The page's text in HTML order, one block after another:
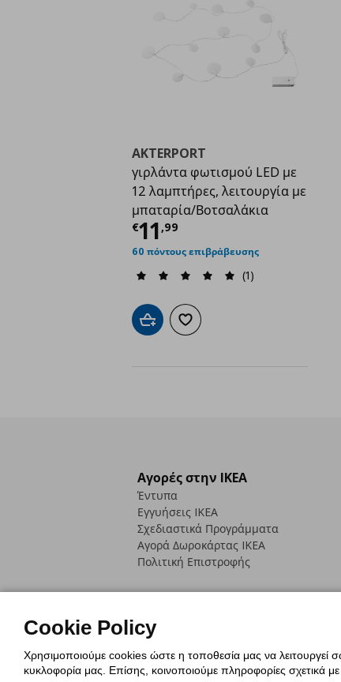
AKTERPORT
γιρλάντα φωτισμού LED με
12 λαμπτήρες, λειτουργία με
μπαταρία/Βοτσαλάκια
€11,99
Τρέχουσα τιμή
60 πόντους επιβράβευσης
(1)
Προσθήκη στο καλάθι
Προσθήκη στα αγαπημένα
Αγορές στην IKEA
Έντυπα
Εγγυήσεις IKEA
Σχεδιαστικά Προγράμματα
Αγορά Δωρoκάρτας IKEA
Πολιτική Επιστροφής
Πολιτική CookiesΔήλωση
Cookie Policy
Χρησιμοποιούμε cookies ώστε η τοποθεσία μας να λειτουργεί
κυκλοφορία μας. Επίσης, κοινοποιούμε πληροφορίες σχετικά